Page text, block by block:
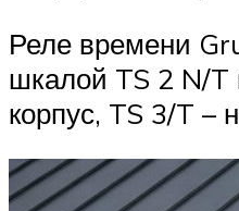
Реле времени
шкалой TS 2 N/T
корпус, TS 3/T –